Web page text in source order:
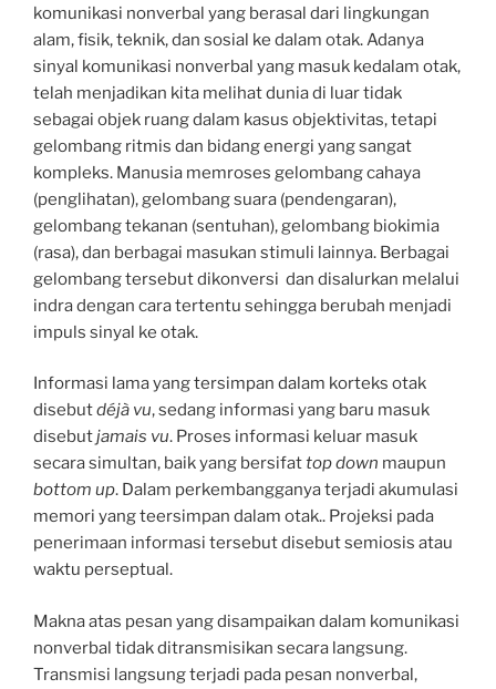
komunikasi nonverbal yang berasal dari lingkungan
alam, fisik, teknik, dan sosial ke dalam otak. Adanya
sinyal komunikasi nonverbal yang masuk kedalam otak,
telah menjadikan kita melihat dunia di luar tidak
sebagai objek ruang dalam kasus objektivitas, tetapi
gelombang ritmis dan bidang energi yang sangat
kompleks. Manusia memroses gelombang cahaya
(penglihatan), gelombang suara (pendengaran),
gelombang tekanan (sentuhan), gelombang biokimia
(rasa), dan berbagai masukan stimuli lainnya. Berbagai
gelombang tersebut dikonversi dan disalurkan melalui
indra dengan cara tertentu sehingga berubah menjadi
impuls sinyal ke otak.
Informasi lama yang tersimpan dalam korteks otak
disebutdéjà vu, sedang informasi yang baru masuk
disebutjamais vu. Proses informasi keluar masuk
secara simultan, baik yang bersifattop down maupun
bottom up. Dalam perkembangganya terjadi akumulasi
memori yang teersimpan dalam otak.. Projeksi pada
penerimaan informasi tersebut disebut semiosis atau
waktu perseptual.
Makna atas pesan yang disampaikan dalam komunikasi
nonverbal tidak ditransmisikan secara langsung.
Transmisi langsung terjadi pada pesan nonverbal,